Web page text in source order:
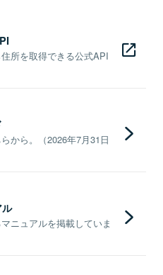
所を取得できる公式API
から。（2026年7月31日
ニュアルを掲載していま